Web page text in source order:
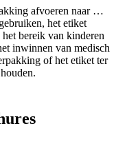
afvoeren naar …
het etiket
bereik van kinderen
inwinnen van medisch
of het etiket ter